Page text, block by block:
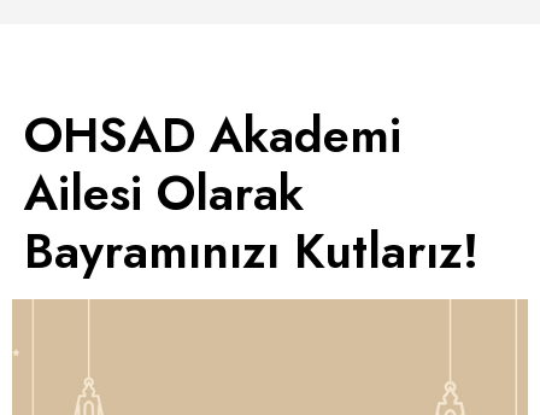
OHSAD Akademi
Ailesi Olarak
Bayramınızı Kutlarız!